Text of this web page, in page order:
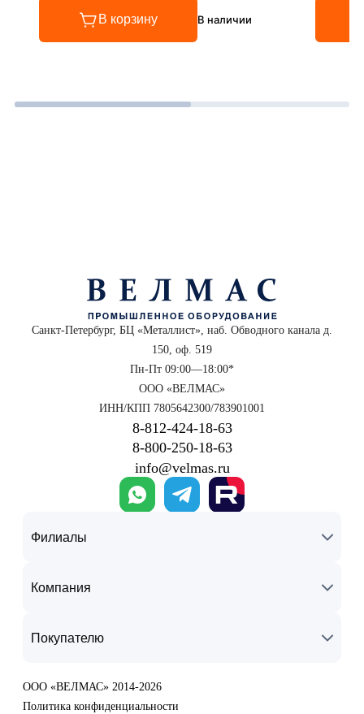
В корзину В наличии
Санкт-Петербург, БЦ «Металлист», наб. Обводного канала д.
150, оф. 519
Пн-Пт 09:00—18:00*
ООО «ВЕЛМАС»
ИНН/КПП 7805642300/783901001
8‑812‑424‑18‑63
8‑800‑250‑18‑63
info@velmas.ru
Филиалы
Компания
Покупателю
ООО «ВЕЛМАС» 2014-2026
Политика конфиденциальности